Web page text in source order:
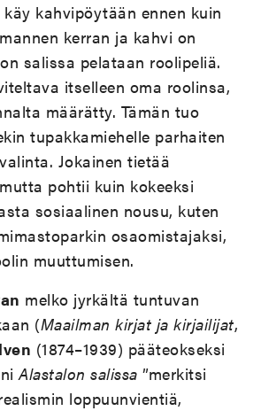
kahvipöytään ennen kuin
kerran ja kahvi on
salissa pelataan roolipeliä.
itselleen oma roolinsa,
määrätty. Tämän tuo
tupakkamiehelle parhaiten
Jokainen tietää
pohtii kuin kokeeksi
sosiaalinen nousu, kuten
osaomistajaksi,
muuttumisen.
melko jyrkältä tuntuvan
(Maailman kirjat ja kirjailijat,
(1874–1939) pääteokseksi
Alastalon salissa ”merkitsi
loppuunvientiä,